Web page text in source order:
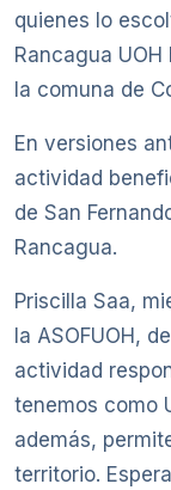
quienes lo
Rancagua
la comuna de
En versiones
actividad
de San
Rancagua.
Priscilla Saa,
la ASOFUOH,
actividad
tenemos como
además,
territorio.